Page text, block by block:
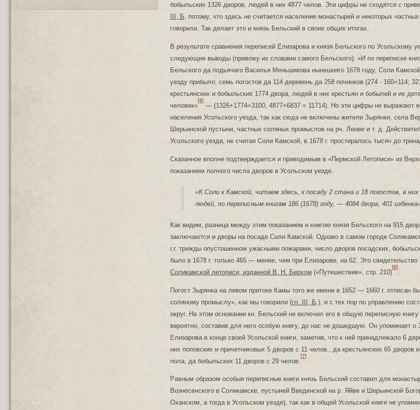
бобыльских 1326 дворов, людей в них 4877 челов. Эти цифры не сходятся с
III, Б . потому, что здесь не считается население монастырей и некоторых
говорили. Так делает это и князь Бельский в своих общих итогах.
В результате сравнения переписей Елизарова и князя Бельского по Усольскому
следующие выводы (привожу их словами самого Бельского). «И по переписке
Бельского да подьячаго Василья Меньшикова нынешняго 1678 году, Соли
уезду прибыло: семь погостов да 114 деревень да 258 починков (274 - 160=114;
крестьянских и бобыльских 1774 двора, людей в них крестьян и бобылей и их
человек»
[4]
— (1326+1774=3100; 4877+6837 = 11714). Но эти цифры не выражают
населения Усольского уезда, так как сюда не включены жители Зырянки, села
Шерьинской пустыни, частных соляных промыслов на рч. Ленве и т. д.
Усольского уезда, не считая Соли Камской, в 1678 г. простиралось тысяч до
Сказанное вполне подтверждается и приводимым в «Пермской Летописи» из
показанием полного числа дворов в Усольском уезде.
«К Соли к Камской, читаем здесь, к посаду 2 стана и 18 погостов, в них
людей, по переписным книгам 186 (1678) году, — 4084 двора, 401
Как видим, разница между этим показанием и книгою князя Бельского на 915
заключаются и дворы на посаде Соли Камской. Однако в самом городе
г.г. трижды опустошенном ужасными пожарами, число дворов посадских,
было в 1678 г. только 465 — менее, чем при Елизарове, на 62. Это свидетельство
Соликамской летописи, изданной В. Н. Берхом («Путешествие», стр. 210)
[6]
Погост Зырянка на левом притоке Камы того же имени в 1652 — 1660 г. отписан
соляному промыслу», как мы говорили (гл. III, Б .), и с тех пор по управлению
округ. На этом основании кн. Бельский не включил его в общую переписную книгу
вероятно, составив для него особую книгу, до нас не дошедшую. Он упоминает о
Елизарова в конце своей Усольской книги, заметив, что к ней принадлежало 6
них поповских и причетниковых 5 дворов с 11 челов., да крестьянских 65 дворов
пола, да бобыльских 11 дворов с 29 челов.
[7]
Равным образом особыя переписные книги князь Бельский составил для
Вознесенского в Соликамске, пустыней Введенской на р. Яйве и Шерьинской
Оханском, а тогда в Усольском уезде), так как в общей Усольской книге не